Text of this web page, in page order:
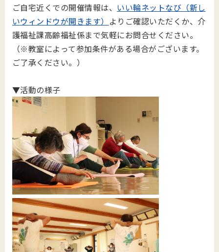
ご自宅近くでの開催情報は、 いい輪ネットなび（新し
いウィンドウが開きます） よりご確認いただくか、介
護福祉課高齢福祉係まで気軽にお問合せください。
（※教室によって参加条件がある場合がございます。
ご了承ください。）
▼活動の様子